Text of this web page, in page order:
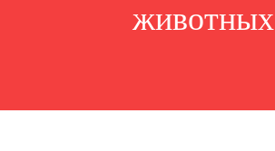
животных